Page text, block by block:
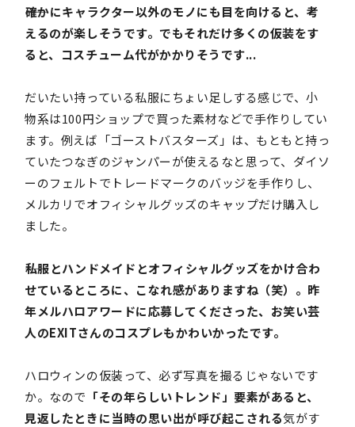
――確かにキャラクター以外のモノにも目を向けると、考
えるのが楽しそうです。でもそれだけ多くの仮装をす
ると、コスチューム代がかかりそうです...
だいたい持っている私服にちょい足しする感じで、小
物系は100円ショップで買った素材などで手作りしてい
ます。例えば「ゴーストバスターズ」は、もともと持っ
ていたつなぎのジャンパーが使えるなと思って、ダイソ
ーのフェルトでトレードマークのバッジを手作りし、
メルカリでオフィシャルグッズのキャップだけ購入し
ました。
――私服とハンドメイドとオフィシャルグッズをかけ合わ
せているところに、こなれ感がありますね（笑）。昨
年メルハロアワードに応募してくださった、お笑い芸
人のEXITさんのコスプレもかわいかったです。
ハロウィンの仮装って、必ず写真を撮るじゃないです
か。なので 「その年らしいトレンド」要素があると、
見返したときに当時の思い出が呼び起こされる気がす